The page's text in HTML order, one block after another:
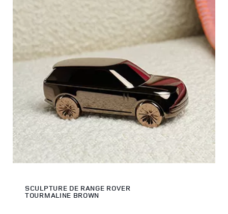
SCULPTURE DE RANGE ROVER
TOURMALINE BROWN